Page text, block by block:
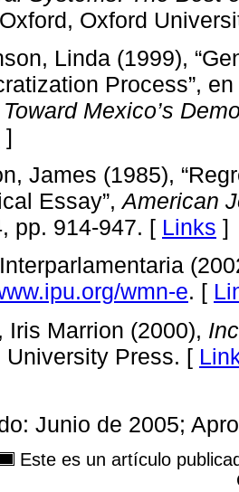
Oxford
Linda (1999),
Process”,
Toward Mexico’s
]
James (1985),
Essay”,American
pp. 914-947. [ Links ]
wmn-e. [
Iris Marrion (2000),
University Press. [
Junio de 2005;
Este es un artículo